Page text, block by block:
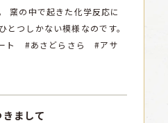
窯の中で起きた化学反応に
とつしかない模様なのです。
ト #あさどらさら #アサ
まして